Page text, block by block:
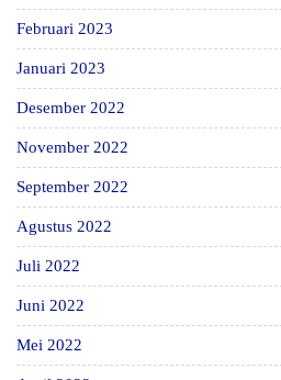
Februari 2023
Januari 2023
Desember 2022
November 2022
September 2022
Agustus 2022
Juli 2022
Juni 2022
Mei 2022